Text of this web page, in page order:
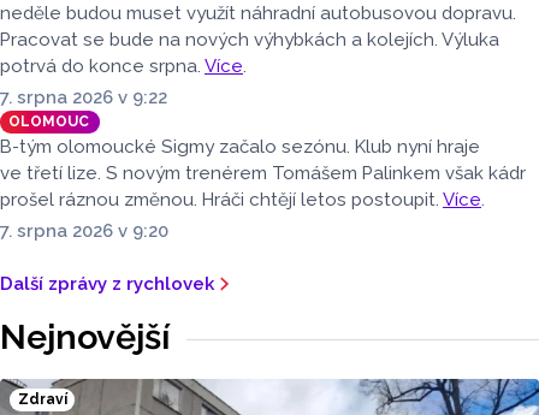
neděle budou muset využít náhradní autobusovou dopravu.
Pracovat se bude na nových výhybkách a kolejích. Výluka
potrvá do konce srpna. Více.
7. srpna 2026 v 9:22
OLOMOUC
B-tým olomoucké Sigmy začalo sezónu. Klub nyní hraje
ve třetí lize. S novým trenérem Tomášem Palinkem však kádr
prošel ráznou změnou. Hráči chtějí letos postoupit. Více.
7. srpna 2026 v 9:20
Další zprávy z rychlovek
Nejnovější
Zdraví